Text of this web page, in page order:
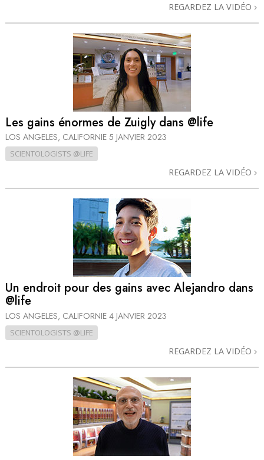
REGARDEZ LA VIDÉO
Les gains énormes de Zuigly dans @life
LOS ANGELES, CALIFORNIE 5 JANVIER 2023
SCIENTOLOGISTS @LIFE
REGARDEZ LA VIDÉO
Un endroit pour des gains avec Alejandro dans
@life
LOS ANGELES, CALIFORNIE 4 JANVIER 2023
SCIENTOLOGISTS @LIFE
REGARDEZ LA VIDÉO